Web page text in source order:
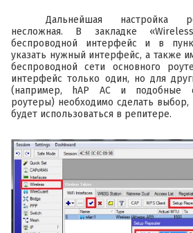
Дальнейшая настройка
несложная. В закладке
беспроводной интерфейс и в
указать нужный интерфейс, а также
беспроводной сети основного
интерфейс только один, но для
(например, hAP AC и подобные
роутеры) необходимо сделать
будет использоваться в репитере.